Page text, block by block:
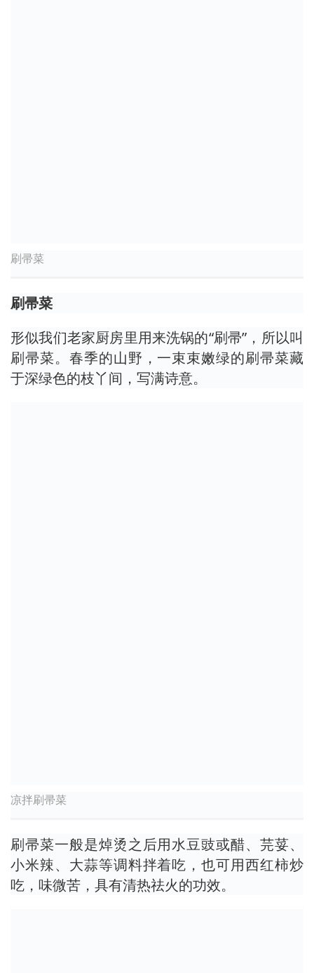
刷帚菜
刷帚菜
形似我们老家厨房里用来洗锅的“刷帚”，所以叫
刷帚菜。春季的山野，一束束嫩绿的刷帚菜藏
于深绿色的枝丫间，写满诗意。
凉拌刷帚菜
刷帚菜一般是焯烫之后用水豆豉或醋、芫荽、
小米辣、大蒜等调料拌着吃，也可用西红柿炒
吃，味微苦，具有清热祛火的功效。